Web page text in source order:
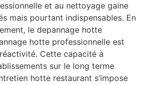
et au nettoyage gaine
mais pourtant indispensables. En
le depannage hotte
hotte professionnelle est
Cette capacité à
sur le long terme
hotte restaurant s’impose